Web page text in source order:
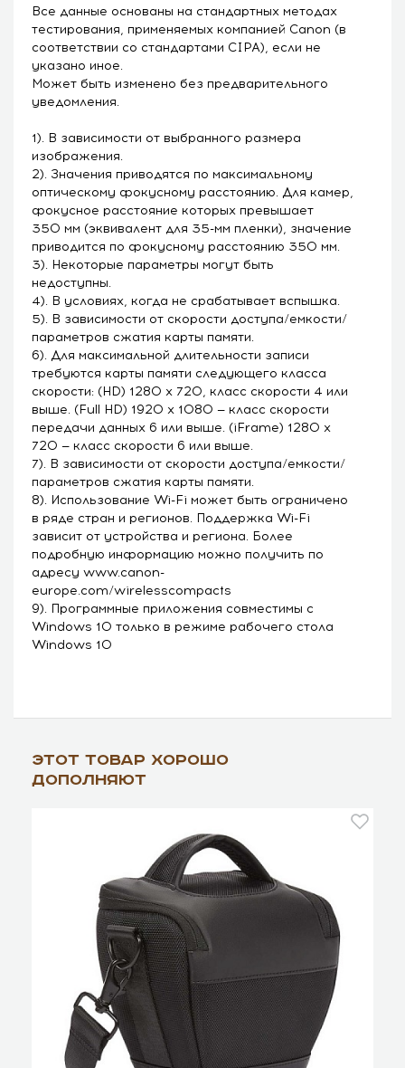
Все данные основаны на стандартных методах
тестирования, применяемых компанией Canon (в
соответствии со стандартами CIPA), если не
указано иное.
Может быть изменено без предварительного
уведомления.
1). В зависимости от выбранного размера
изображения.
2). Значения приводятся по максимальному
оптическому фокусному расстоянию. Для камер,
фокусное расстояние которых превышает
350 мм (эквивалент для 35-мм пленки), значение
приводится по фокусному расстоянию 350 мм.
3). Некоторые параметры могут быть
недоступны.
4). В условиях, когда не срабатывает вспышка.
5). В зависимости от скорости доступа/емкости/
параметров сжатия карты памяти.
6). Для максимальной длительности записи
требуются карты памяти следующего класса
скорости: (HD) 1280 x 720, класс скорости 4 или
выше. (Full HD) 1920 x 1080 — класс скорости
передачи данных 6 или выше. (iFrame) 1280 x
720 — класс скорости 6 или выше.
7). В зависимости от скорости доступа/емкости/
параметров сжатия карты памяти.
8). Использование Wi-Fi может быть ограничено
в ряде стран и регионов. Поддержка Wi-Fi
зависит от устройства и региона. Более
подробную информацию можно получить по
адресу www.canon-
europe.com/wirelesscompacts
9). Программные приложения совместимы с
Windows 10 только в режиме рабочего стола
Windows 10
Этот товар хорошо
дополняют